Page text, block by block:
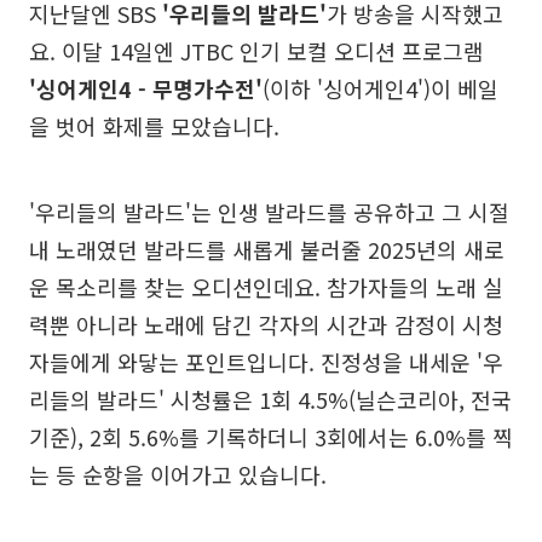
지난달엔 SBS '우리들의 발라드'가 방송을 시작했고
요. 이달 14일엔 JTBC 인기 보컬 오디션 프로그램
'싱어게인4 - 무명가수전'(이하 '싱어게인4')이 베일
을 벗어 화제를 모았습니다.
'우리들의 발라드'는 인생 발라드를 공유하고 그 시절
내 노래였던 발라드를 새롭게 불러줄 2025년의 새로
운 목소리를 찾는 오디션인데요. 참가자들의 노래 실
력뿐 아니라 노래에 담긴 각자의 시간과 감정이 시청
자들에게 와닿는 포인트입니다. 진정성을 내세운 '우
리들의 발라드' 시청률은 1회 4.5%(닐슨코리아, 전국
기준), 2회 5.6%를 기록하더니 3회에서는 6.0%를 찍
는 등 순항을 이어가고 있습니다.